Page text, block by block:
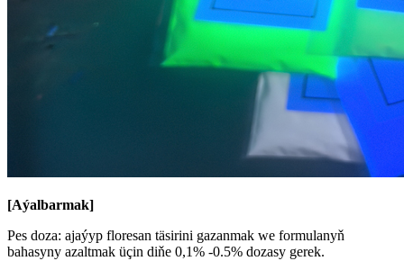
[Aýalbarmak]
Pes doza: ajaýyp floresan täsirini gazanmak we formulanyň
bahasyny azaltmak üçin diňe 0,1% -0.5% dozasy gerek.